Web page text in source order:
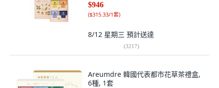
$946
($315.33/1套)
8/12 星期三 預計送達
(3217)
Areumdre 韓國代表都市花草茶禮盒,
6種, 1套